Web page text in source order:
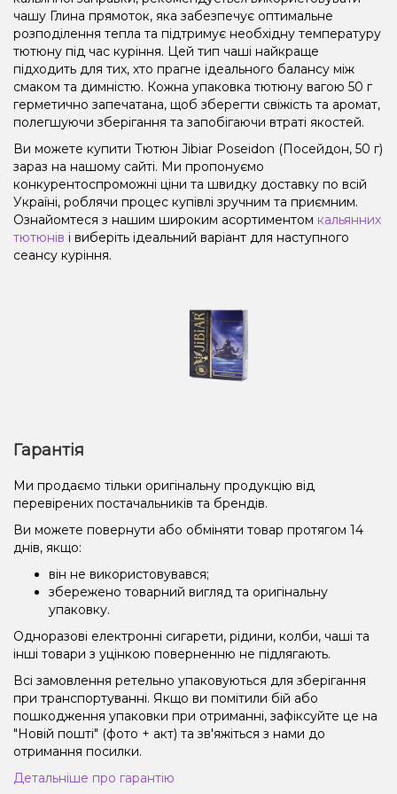
чашу Глина прямоток, яка забезпечує оптимальне
розподілення тепла та підтримує необхідну температуру
тютюну під час куріння. Цей тип чаші найкраще
підходить для тих, хто прагне ідеального балансу між
смаком та димністю. Кожна упаковка тютюну вагою 50 г
герметично запечатана, щоб зберегти свіжість та аромат,
полегшуючи зберігання та запобігаючи втраті якостей.
Ви можете купити Тютюн Jibiar Poseidon (Посейдон, 50 г)
зараз на нашому сайті. Ми пропонуємо
конкурентоспроможні ціни та швидку доставку по всій
Україні, роблячи процес купівлі зручним та приємним.
Ознайомтеся з нашим широким асортиментом кальянних
тютюнів і виберіть ідеальний варіант для наступного
сеансу куріння.
Гарантія
Ми продаємо тільки оригінальну продукцію від
перевірених постачальників та брендів.
Ви можете повернути або обміняти товар протягом 14
днів, якщо:
він не використовувався;
збережено товарний вигляд та оригінальну
упаковку.
Одноразові електронні сигарети, рідини, колби, чаші та
інші товари з уцінкою поверненню не підлягають.
Всі замовлення ретельно упаковуються для зберігання
при транспортуванні. Якщо ви помітили бій або
пошкодження упаковки при отриманні, зафіксуйте це на
"Новій пошті" (фото + акт) та зв'яжіться з нами до
отримання посилки.
Детальніше про гарантію